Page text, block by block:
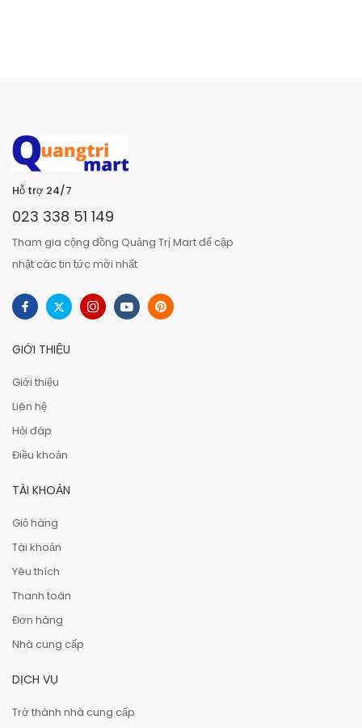
Hỗ trợ 24/7
023 338 51 149
Tham gia cộng đồng Quảng Trị Mart để cập
nhật các tin tức mới nhất
GIỚI THIỆU
Giới thiệu
Liên hệ
Hỏi đáp
Điều khoản
TÀI KHOẢN
Giỏ hàng
Tài khoản
Yêu thích
Thanh toán
Đơn hàng
Nhà cung cấp
DỊCH VỤ
Trở thành nhà cung cấp